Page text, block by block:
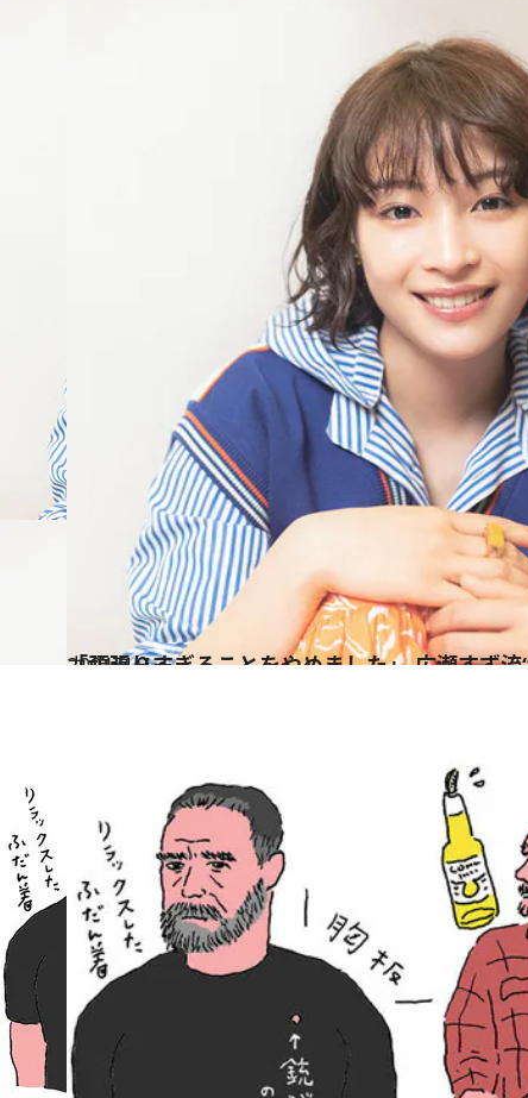
2021.4.7
「頑張りすぎることをやめました」 広瀬すず
カルチャー